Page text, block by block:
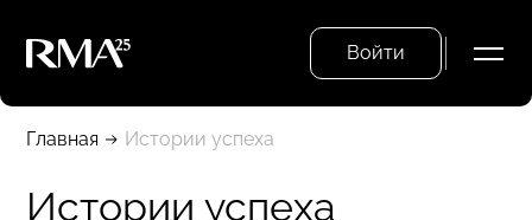
Войти
Главная Истории успеха
Истории успеха